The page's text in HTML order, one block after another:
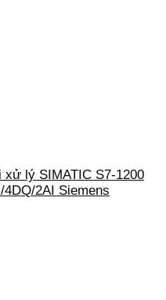
xử lý SIMATIC S7-1200
4DQ/2AI Siemens